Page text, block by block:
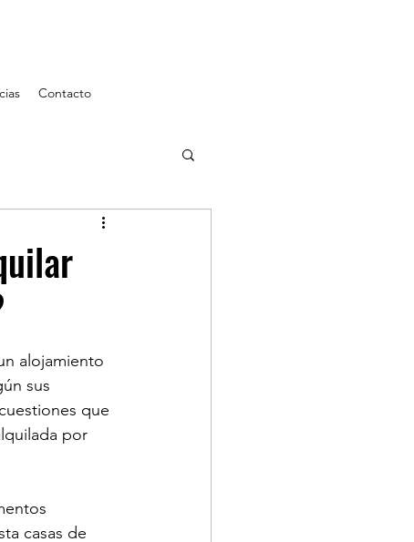
Contacto
alojamiento
sus
que
por
casas de